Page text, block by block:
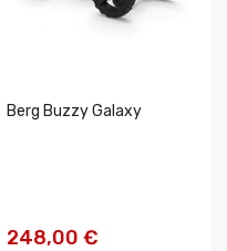
Berg Buzzy Galaxy
248,00 €